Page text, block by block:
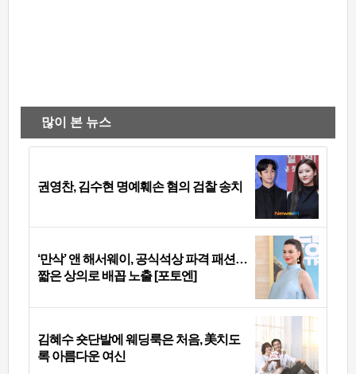
많이 본 뉴스
권영찬, 김수현 명예훼손 혐의 검찰 송치
‘만삭’ 앤 해서웨이, 공식석상 파격 패션…
짧은 상의로 배꼽 노출 [포토엔]
김혜수 숏단발에 웨딩룩은 처음, 美치도
록 아름다운 여신